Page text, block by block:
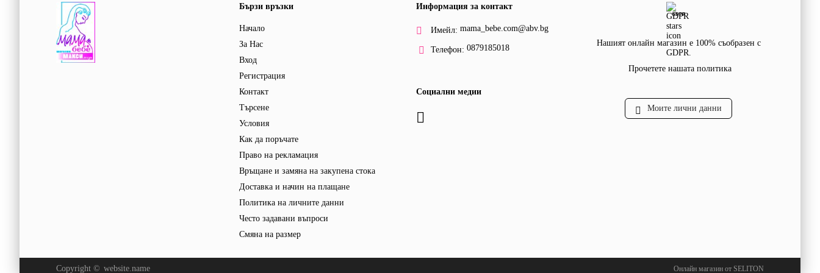
Бързи връзки
Начало
За Нас
Вход
Регистрация
Контакт
Търсене
Условия
Как да поръчате
Право на рекламация
Връщане и замяна на закупена стока
Доставка и начин на плащане
Политика на личните данни
Често задавани въпроси
Смяна на размер
Информация за контакт
Имейл: mama_bebe.com@abv.bg
Телефон: 0879185018
Социални медии
GDPR
Нашият онлайн магазин е 100% съобразен с
GDPR.
Прочетете нашата политика
Моите лични данни
Copyright © website.name Онлайн магазин от SELITON